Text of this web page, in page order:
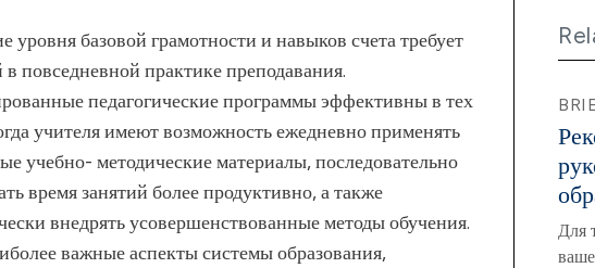
базовой грамотности и навыков счета требует
повседневной практике преподавания.
педагогические программы эффективны в тех
учителя имеют возможность ежедневно применять
учебно- методические материалы, последовательно
время занятий более продуктивно, а также
внедрять усовершенствованные методы обучения.
важные аспекты системы образования,
Для